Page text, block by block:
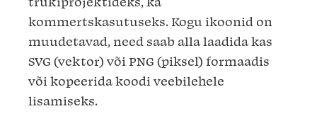
kommertskasutuseks. Kogu ikoonid on
muudetavad, need saab alla laadida kas
SVG (vektor) või PNG (piksel) formaadis
või kopeerida koodi veebilehele
lisamiseks.